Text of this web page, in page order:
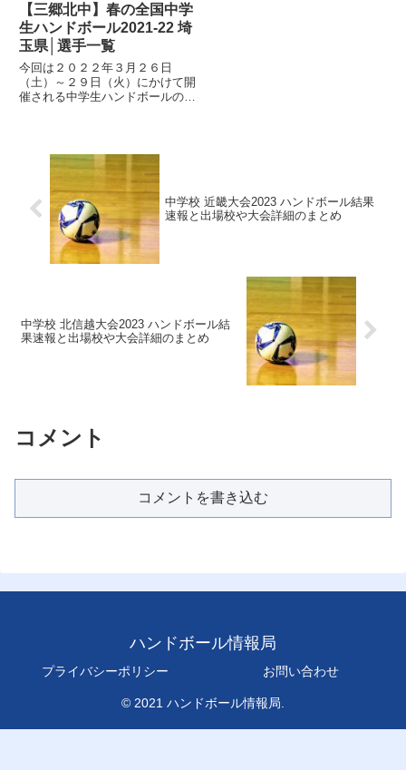
【三郷北中】春の全国中学
生ハンドボール2021-22 埼
玉県│選手一覧
今回は２０２２年３月２６日
（土）～２９日（火）にかけて開
催される中学生ハンドボールの全
後の全中に向けての勢力図に関わ
る非常に重要な大会になります。
中学校 近畿大会2023 ハンドボール結果
速報と出場校や大会詳細のまとめ
中学校 北信越大会2023 ハンドボール結
果速報と出場校や大会詳細のまとめ
コメント
コメントを書き込む
ハンドボール情報局
プライバシーポリシー お問い合わせ
© 2021 ハンドボール情報局.